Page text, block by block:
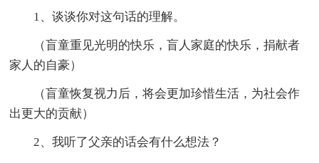
1、谈谈你对这句话的理解。
（盲童重见光明的快乐，盲人家庭的快乐，捐献者
家人的自豪）
（盲童恢复视力后，将会更加珍惜生活，为社会作
出更大的贡献）
2、我听了父亲的话会有什么想法？